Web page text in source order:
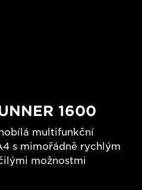
1600
multifunkční
s mimořádně rychlým
možnostmi